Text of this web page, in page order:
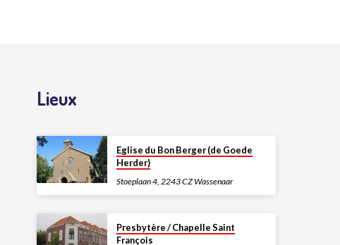
Lieux
Eglise du Bon Berger (de Goede
Herder)
Stoeplaan 4, 2243 CZ Wassenaar
Presbytère / Chapelle Saint
François